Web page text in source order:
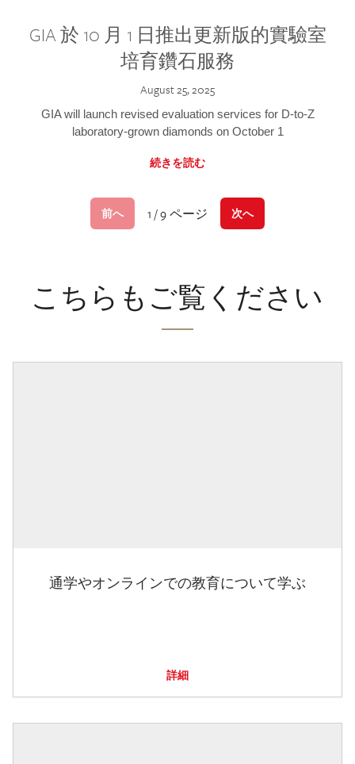
GIA 於 10 月 1 日推出更新版的實驗室
培育鑽石服務
August 25, 2025
GIA will launch revised evaluation services for D-to-Z
laboratory-grown diamonds on October 1
続きを読む
前へ 1 / 9 ページ 次へ
こちらもご覧ください
通学やオンラインでの教育について学ぶ
詳細